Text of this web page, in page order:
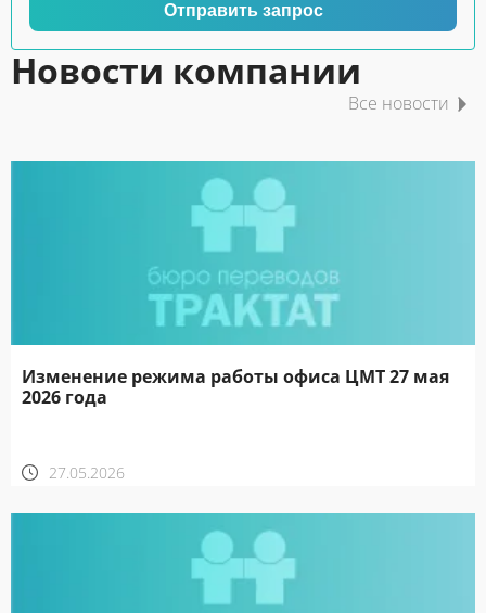
Отправить запрос
Новости компании
Все новости
Изменение режима работы офиса ЦМТ 27 мая
2026 года
27.05.2026